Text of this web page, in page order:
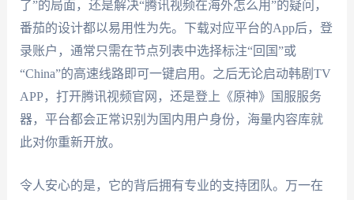
了”的局面，还是解决“腾讯视频在海外怎么用”的疑问，
番茄的设计都以易用性为先。下载对应平台的App后，登
录账户，通常只需在节点列表中选择标注“回国”或
“China”的高速线路即可一键启用。之后无论启动韩剧TV
APP，打开腾讯视频官网，还是登上《原神》国服服务
器，平台都会正常识别为国内用户身份，海量内容库就
此对你重新开放。
令人安心的是，它的背后拥有专业的支持团队。万一在